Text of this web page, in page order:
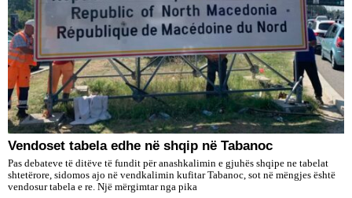
Vendoset tabela edhe në shqip në Tabanoc
Pas debateve të ditëve të fundit për anashkalimin e gjuhës shqipe ne tabelat
shtetërore, sidomos ajo në vendkalimin kufitar Tabanoc, sot në mëngjes është
vendosur tabela e re. Një mërgimtar nga pika